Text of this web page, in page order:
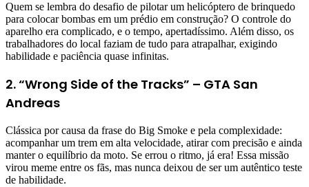
Quem se lembra do desafio de pilotar um helicóptero de brinquedo
para colocar bombas em um prédio em construção? O controle do
aparelho era complicado, e o tempo, apertadíssimo. Além disso, os
trabalhadores do local faziam de tudo para atrapalhar, exigindo
habilidade e paciência quase infinitas.
2. “Wrong Side of the Tracks” – GTA San
Andreas
Clássica por causa da frase do Big Smoke e pela complexidade:
acompanhar um trem em alta velocidade, atirar com precisão e ainda
manter o equilíbrio da moto. Se errou o ritmo, já era! Essa missão
virou meme entre os fãs, mas nunca deixou de ser um autêntico teste
de habilidade.